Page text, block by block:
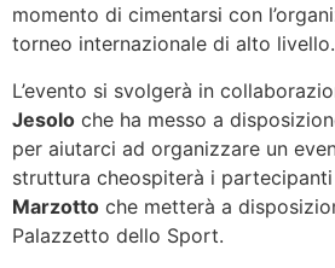
momento di cimentarsi con
torneo internazionale di alto livello.
L’evento si svolgerà in
Jesolo che ha messo a
per aiutarci ad organizzare un
struttura cheospiterà i
Marzotto che metterà a
Palazzetto dello Sport.